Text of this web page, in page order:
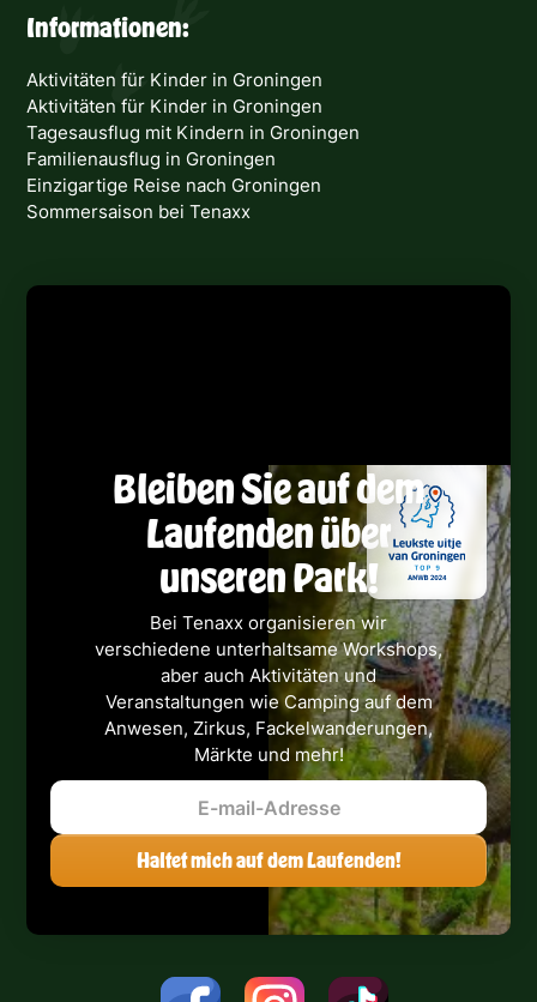
Informationen:
Aktivitäten für Kinder in Groningen
Aktivitäten für Kinder in Groningen
Tagesausflug mit Kindern in Groningen
Familienausflug in Groningen
Einzigartige Reise nach Groningen
Sommersaison bei Tenaxx
Bleiben Sie auf dem
Laufenden über
unseren Park!
Bei Tenaxx organisieren wir
verschiedene unterhaltsame Workshops,
aber auch Aktivitäten und
Veranstaltungen wie Camping auf dem
Anwesen, Zirkus, Fackelwanderungen,
Märkte und mehr!